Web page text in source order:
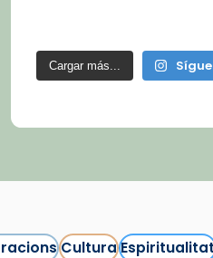
Cargar más...
Cultura